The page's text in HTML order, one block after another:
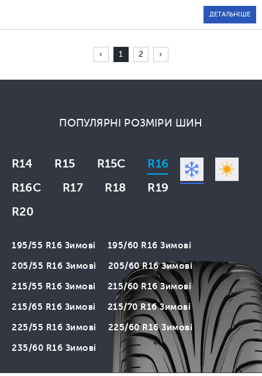
ДЕТАЛЬНІШЕ
‹ 1 2 ›
ПОПУЛЯРНІ РОЗМІРИ ШИН
R14 R15 R15C
R16
R16C
R17 R18
R19
R20
195/55 R16 Зимові
195/60 R16 Зимові
205/55 R16 Зимові
205/60 R16 Зимові
215/55 R16 Зимові
215/60 R16 Зимові
215/65 R16 Зимові
215/70 R16 Зимові
225/55 R16 Зимові
225/60 R16 Зимові
235/60 R16 Зимові